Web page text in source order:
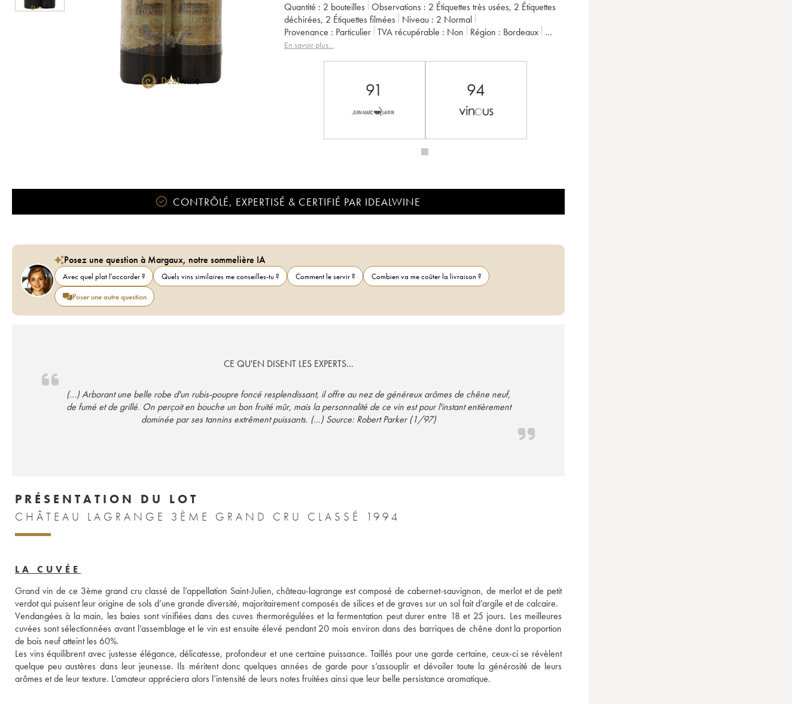
Quantité : 2 bouteilles Observations : 2 Étiquettes très usées, 2 Étiquettes
déchirées, 2 Étiquettes filmées Niveau : 2 Normal
Provenance : particulier TVA récupérable : non Région :
Bordeaux
Appellation :
En savoir plus...
91 94
CONTRÔLÉ, EXPERTISÉ & CERTIFIÉ PAR IDEALWINE
Posez une question à Margaux, notre sommelière IA
Avec quel plat l'accorder ? Quels vins similaires me conseilles-tu ? Comment le servir ?
Combien va me coûter la livraison ?
Poser une autre question
CE QU'EN DISENT LES EXPERTS...
(...) Arborant une belle robe d'un rubis-poupre foncé resplendissant, il offre au nez de généreux arômes de chêne neuf,
de fumé et de grillé. On perçoit en bouche un bon fruité mûr, mais la personnalité de ce vin est pour l'instant entièrement
dominée par ses tannins extrêment puissants. (...) Source: Robert Parker (1/97)
PRÉSENTATION DU LOT
CHÂTEAU LAGRANGE 3ÈME GRAND CRU CLASSÉ 1994
LA CUVÉE
Grand vin de ce 3ème grand cru classé de l’appellation Saint-Julien, château-lagrange est composé de cabernet-sauvignon, de merlot et de petit
verdot qui puisent leur origine de sols d’une grande diversité, majoritairement composés de silices et de graves sur un sol fait d’argile et de calcaire.
Vendangées à la main, les baies sont vinifiées dans des cuves thermorégulées et la fermentation peut durer entre 18 et 25 jours. Les meilleures
cuvées sont sélectionnées avant l’assemblage et le vin est ensuite élevé pendant 20 mois environ dans des barriques de chêne dont la proportion
de bois neuf atteint les 60%.
Les vins équilibrent avec justesse élégance, délicatesse, profondeur et une certaine puissance. Taillés pour une garde certaine, ceux-ci se révèlent
quelque peu austères dans leur jeunesse. Ils méritent donc quelques années de garde pour s’assouplir et dévoiler toute la générosité de leurs
arômes et de leur texture. L’amateur appréciera alors l’intensité de leurs notes fruitées ainsi que leur belle persistance aromatique.